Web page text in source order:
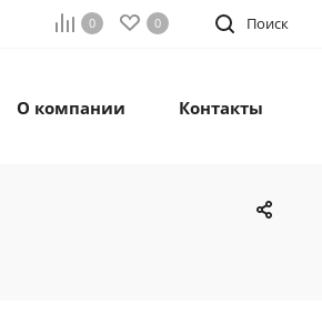
Поиск
0 0
О компании Контакты